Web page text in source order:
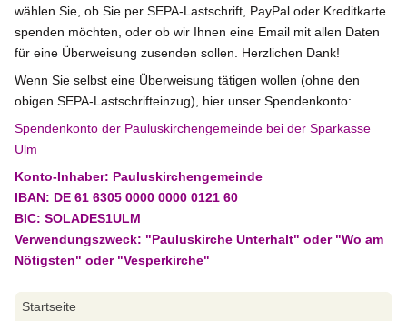
wählen Sie, ob Sie per SEPA-Lastschrift, PayPal oder Kreditkarte
spenden möchten, oder ob wir Ihnen eine Email mit allen Daten
für eine Überweisung zusenden sollen. Herzlichen Dank!
Wenn Sie selbst eine Überweisung tätigen wollen (ohne den
obigen SEPA-Lastschrifteinzug), hier unser Spendenkonto:
Spendenkonto der Pauluskirchengemeinde bei der Sparkasse
Ulm
Konto-Inhaber: Pauluskirchengemeinde
IBAN: DE 61 6305 0000 0000 0121 60
BIC: SOLADES1ULM
Verwendungszweck: "Pauluskirche Unterhalt" oder "Wo am
Nötigsten" oder "Vesperkirche"
überspringen
Startseite